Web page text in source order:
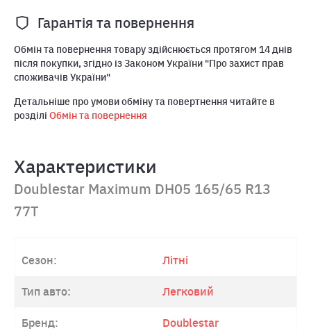
Гарантія та повернення
Обмін та повернення товару здійснюється протягом 14 днів
після покупки, згідно із Законом України "Про захист прав
споживачів України"
Детальніше про умови обміну та повертнення читайте в
розділі Обмін та повернення
Характеристики
Doublestar Maximum DH05 165/65 R13
77T
Сезон: Літні
Тип авто: Легковий
Бренд: Doublestar